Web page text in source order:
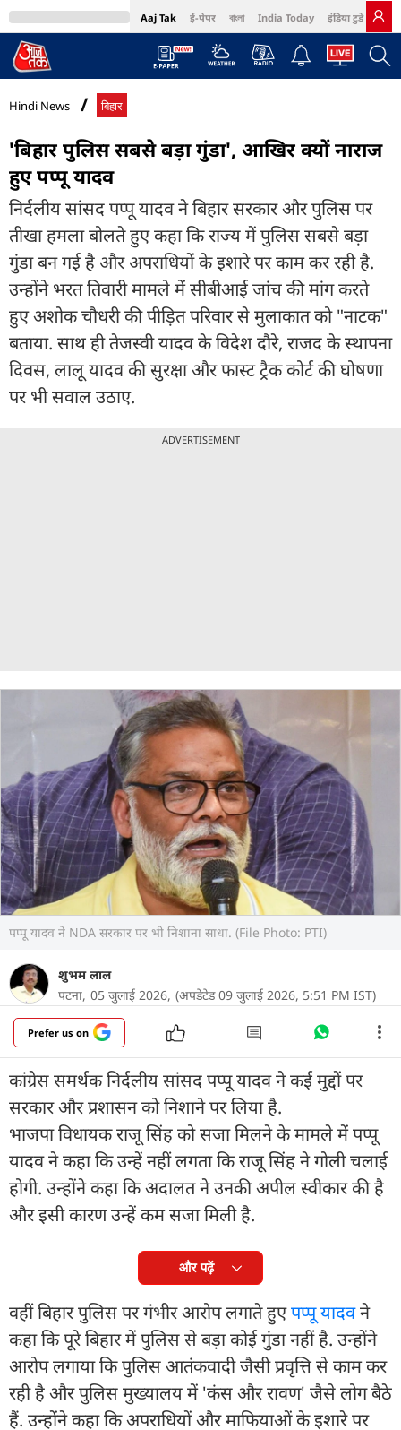
Aaj Tak ई-पेपर বাংলা India Today इंडिया टुडे हिंदी
MumbaiTak Cosmopolitan Harper's Bazaar Northeast
Hindi News बिहार
'बिहार पुलिस सबसे बड़ा गुंडा', आखिर क्यों नाराज
हुए पप्पू यादव
निर्दलीय सांसद पप्पू यादव ने बिहार सरकार और पुलिस पर
तीखा हमला बोलते हुए कहा कि राज्य में पुलिस सबसे बड़ा
गुंडा बन गई है और अपराधियों के इशारे पर काम कर रही है.
उन्होंने भरत तिवारी मामले में सीबीआई जांच की मांग करते
हुए अशोक चौधरी की पीड़ित परिवार से मुलाकात को "नाटक"
बताया. साथ ही तेजस्वी यादव के विदेश दौरे, राजद के स्थापना
दिवस, लालू यादव की सुरक्षा और फास्ट ट्रैक कोर्ट की घोषणा
पर भी सवाल उठाए.
ADVERTISEMENT
पप्पू यादव ने NDA सरकार पर भी निशाना साधा. (File Photo: PTI)
शुभम लाल
पटना, 05 जुलाई 2026, (अपडेटेड 09 जुलाई 2026, 5:51 PM IST)
Prefer us on
कांग्रेस समर्थक निर्दलीय सांसद पप्पू यादव ने कई मुद्दों पर
सरकार और प्रशासन को निशाने पर लिया है.
भाजपा विधायक राजू सिंह को सजा मिलने के मामले में पप्पू
यादव ने कहा कि उन्हें नहीं लगता कि राजू सिंह ने गोली चलाई
होगी. उन्होंने कहा कि अदालत ने उनकी अपील स्वीकार की है
और इसी कारण उन्हें कम सजा मिली है.
और पढ़ें
वहीं बिहार पुलिस पर गंभीर आरोप लगाते हुएपप्पू यादवने
कहा कि पूरे बिहार में पुलिस से बड़ा कोई गुंडा नहीं है. उन्होंने
आरोप लगाया कि पुलिस आतंकवादी जैसी प्रवृत्ति से काम कर
रही है और पुलिस मुख्यालय में 'कंस और रावण' जैसे लोग बैठे
हैं. उन्होंने कहा कि अपराधियों और माफियाओं के इशारे पर